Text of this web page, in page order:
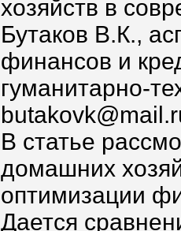
хозяйств в
Бутаков В.К.,
финансов и
гуманитарно-
В статье
домашних
оптимизации
Дается